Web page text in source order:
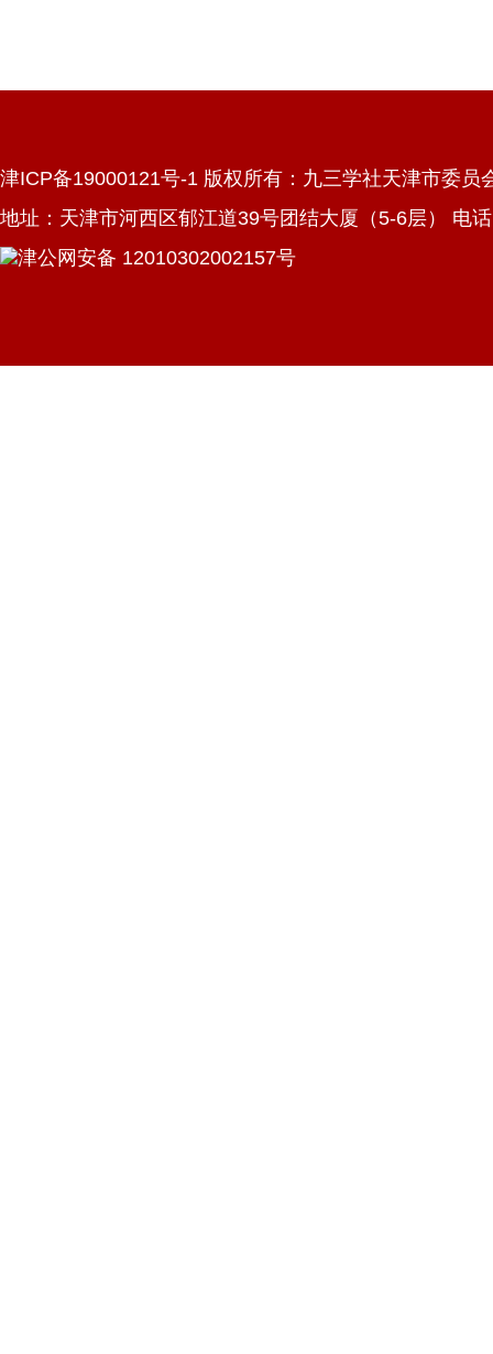
津ICP备19000121号-1 版权所有：九三学社天津市委员
地址：天津市河西区郁江道39号团结大厦（5-6层） 电
津公网安备 12010302002157号